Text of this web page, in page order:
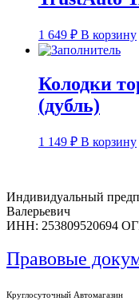
1 649 ₽ В корзину
Колодки
(дубль)
1 149 ₽ В корзину
Индивидуальный
Валерьевич
ИНН: 253809520694
Правовые
Круглосуточный Автомагазин